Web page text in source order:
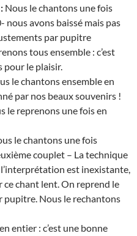
Nous le chantons une fois
nous avons baissé mais pas
par pupitre
tous ensemble : c’est
pour le plaisir.
le chantons ensemble en
par nos beaux souvenirs !
le reprenons une fois en
le chantons une fois
couplet – La technique
est inexistante,
chant lent. On reprend le
pupitre. Nous le rechantons
entier : c’est une bonne